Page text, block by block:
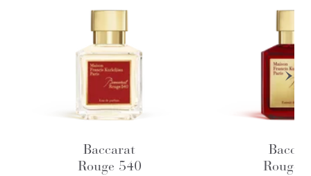
Baccarat
Rouge 540
Rouge